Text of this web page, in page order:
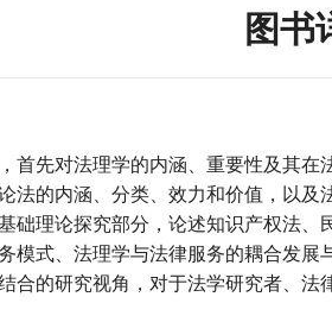
图书
首先对法理学的内涵、重要性及其
法的内涵、分类、效力和价值，以
础理论探究部分，论述知识产权法
模式、法理学与法律服务的耦合发
合的研究视角，对于法学研究者、